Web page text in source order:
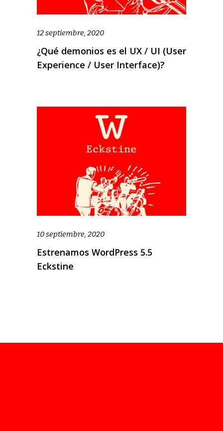
12 septiembre, 2020
¿Qué demonios es el UX / UI (User
Experience / User Interface)?
10 septiembre, 2020
Estrenamos WordPress 5.5
Eckstine